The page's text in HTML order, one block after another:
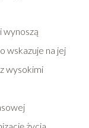
wynoszą
wskazuje na jej
wysokimi